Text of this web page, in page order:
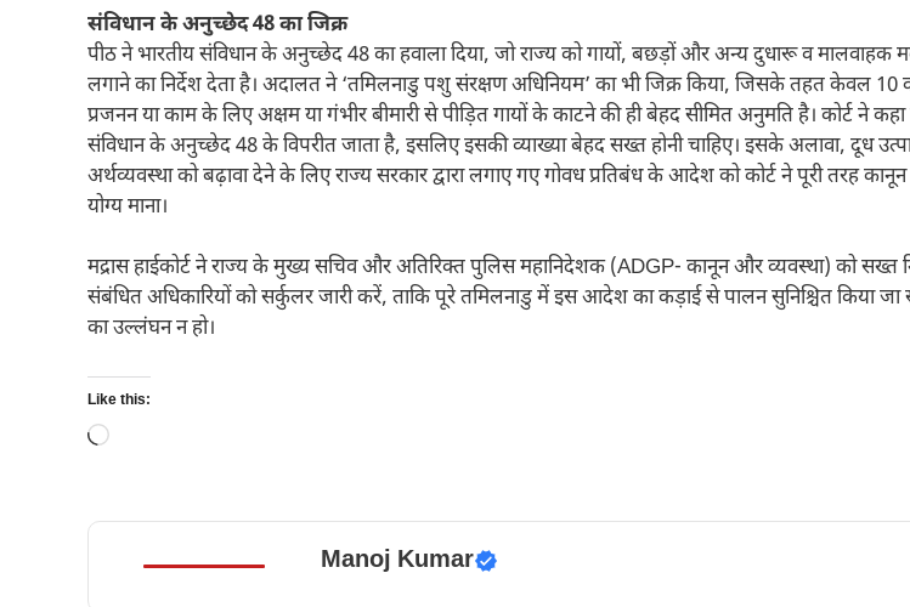
संविधान के अनुच्छेद 48 का जिक्र
पीठ ने भारतीय संविधान के अनुच्छेद 48 का हवाला दिया, जो राज्य को गायों, बछड़ों और अन्य दुधारू व मालवाहक
लगाने का निर्देश देता है। अदालत ने ‘तमिलनाडु पशु संरक्षण अधिनियम’ का भी जिक्र किया, जिसके तहत केवल 10
प्रजनन या काम के लिए अक्षम या गंभीर बीमारी से पीड़ित गायों के काटने की ही बेहद सीमित अनुमति है। कोर्ट ने
संविधान के अनुच्छेद 48 के विपरीत जाता है, इसलिए इसकी व्याख्या बेहद सख्त होनी चाहिए। इसके अलावा, दूध
अर्थव्यवस्था को बढ़ावा देने के लिए राज्य सरकार द्वारा लगाए गए गोवध प्रतिबंध के आदेश को कोर्ट ने पूरी तरह
योग्य माना।
मद्रास हाईकोर्ट ने राज्य के मुख्य सचिव और अतिरिक्त पुलिस महानिदेशक (ADGP- कानून और व्यवस्था) को सख्त
संबंधित अधिकारियों को सर्कुलर जारी करें, ताकि पूरे तमिलनाडु में इस आदेश का कड़ाई से पालन सुनिश्चित किया
का उल्लंघन न हो।
Like this:
Loading…
Manoj Kumar